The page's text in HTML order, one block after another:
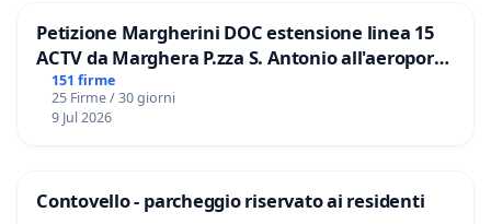
Petizione Margherini DOC estensione linea 15
ACTV da Marghera P.zza S. Antonio all'aeroporto
Marco Polo tariffa a € 1,50
151 firme
25 Firme / 30 giorni
9 Jul 2026
Contovello - parcheggio riservato ai residenti